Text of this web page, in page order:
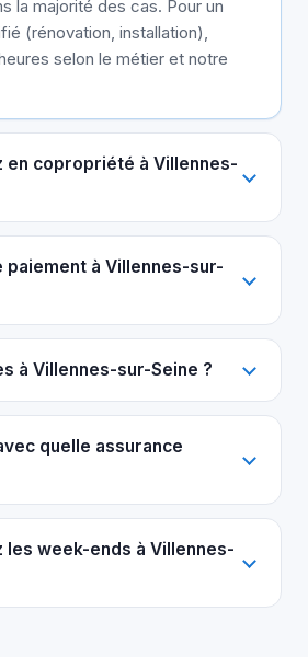
la majorité des cas. Pour un
(rénovation, installation),
selon le métier et notre
en copropriété à Villennes-
paiement à Villennes-sur-
à Villennes-sur-Seine ?
quelle assurance
les week-ends à Villennes-